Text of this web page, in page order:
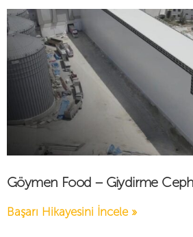
Göymen Food – Giydirme
Başarı Hikayesini İncele »